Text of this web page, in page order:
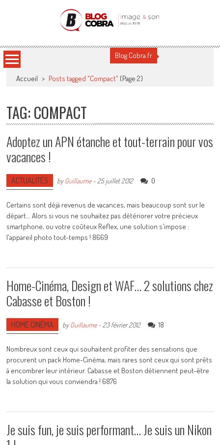
Blog Cobra
Blog Cobra.fr
Accueil > Posts tagged "Compact" (Page 2)
TAG: COMPACT
Adoptez un APN étanche et tout-terrain pour vos
vacances !
ACTUALITÉS byGuillaume- 25 juillet 2012 0
Certains sont déjà revenus de vacances, mais beaucoup sont sur le
départ... Alors si vous ne souhaitez pas détériorer votre précieux
smartphone, ou votre coûteux Reflex, une solution s'impose :
l'appareil photo tout-temps ! 8669
Home-Cinéma, Design et WAF… 2 solutions chez
Cabasse et Boston !
HOME CINÉMA byGuillaume- 23 février 2012 18
Nombreux sont ceux qui souhaitent profiter des sensations que
procurent un pack Home-Cinéma, mais rares sont ceux qui sont prêts
à encombrer leur intérieur. Cabasse et Boston détiennent peut-être
la solution qui vous conviendra ! 6876
Je suis fun, je suis performant… Je suis un Nikon